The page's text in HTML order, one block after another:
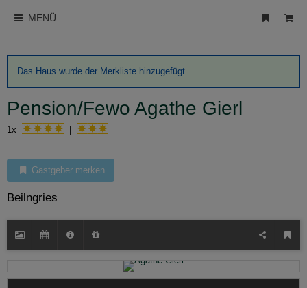
MENÜ
Das Haus wurde der Merkliste hinzugefügt.
Pension/Fewo Agathe Gierl
1x
Gastgeber merken
Beilngries